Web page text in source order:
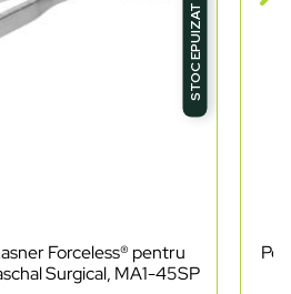
STOC EPUIZAT
Forceless® pentru
Surgical, MA1-45SP